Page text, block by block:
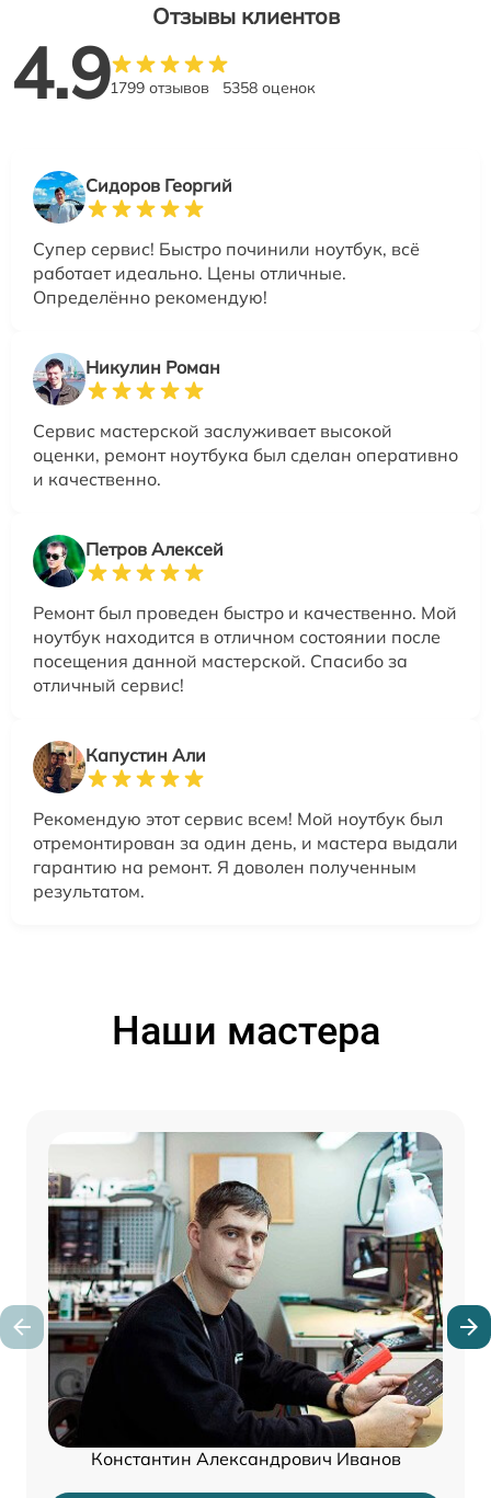
Отзывы клиентов
4.91799 отзывов 5358 оценок
Сидоров Георгий
Супер сервис! Быстро починили ноутбук, всё
работает идеально. Цены отличные.
Определённо рекомендую!
Никулин Роман
Сервис мастерской заслуживает высокой
оценки, ремонт ноутбука был сделан оперативно
и качественно.
Петров Алексей
Ремонт был проведен быстро и качественно. Мой
ноутбук находится в отличном состоянии после
посещения данной мастерской. Спасибо за
отличный сервис!
Капустин Али
Рекомендую этот сервис всем! Мой ноутбук был
отремонтирован за один день, и мастера выдали
гарантию на ремонт. Я доволен полученным
результатом.
Наши мастера
Константин Александрович Иванов